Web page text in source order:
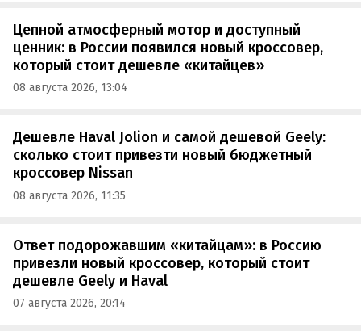
Цепной атмосферный мотор и доступный
ценник: в России появился новый кроссовер,
который стоит дешевле «китайцев»
08 августа 2026, 13:04
Дешевле Haval Jolion и самой дешевой Geely:
сколько стоит привезти новый бюджетный
кроссовер Nissan
08 августа 2026, 11:35
Ответ подорожавшим «китайцам»: в Россию
привезли новый кроссовер, который стоит
дешевле Geely и Haval
07 августа 2026, 20:14